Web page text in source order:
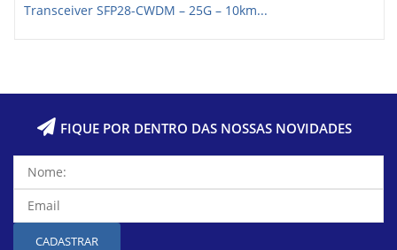
Transceiver SFP28-CWDM – 25G – 10km...
FIQUE POR DENTRO DAS NOSSAS NOVIDADES
CADASTRAR